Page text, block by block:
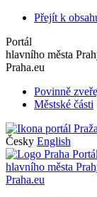
Přejít k
Portál
hlavního města
Praha.eu
Povinně
Městské části
Česky English
Portál
hlavního města
Praha.eu